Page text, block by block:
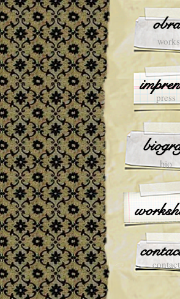
works
press
bio